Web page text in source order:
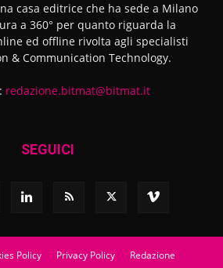
casa editrice che ha sede a Milano
a 360° per quanto riguarda la
ed offline rivolta agli specialisti
& Communication Technology.
redazione.bitmat@bitmat.it
SEGUICI
Policy Privacy Policy Redazione